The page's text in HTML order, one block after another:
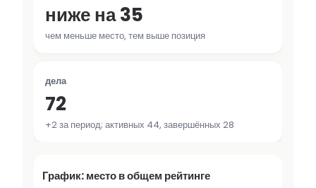
ниже на 35
чем меньше место, тем выше позиция
дела
72
+2 за период; активных 44, завершённых 28
График: место в общем рейтинге